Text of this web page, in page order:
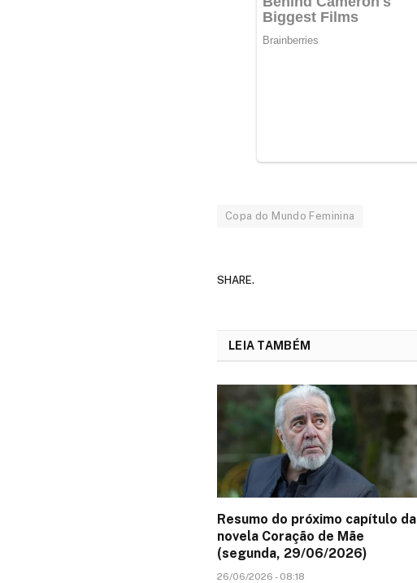
Copa do Mundo Feminina
SHARE.
LEIA TAMBÉM
Resumo do próximo capítulo da
novela Coração de Mãe
(segunda, 29/06/2026)
26/06/2026 - 08:18